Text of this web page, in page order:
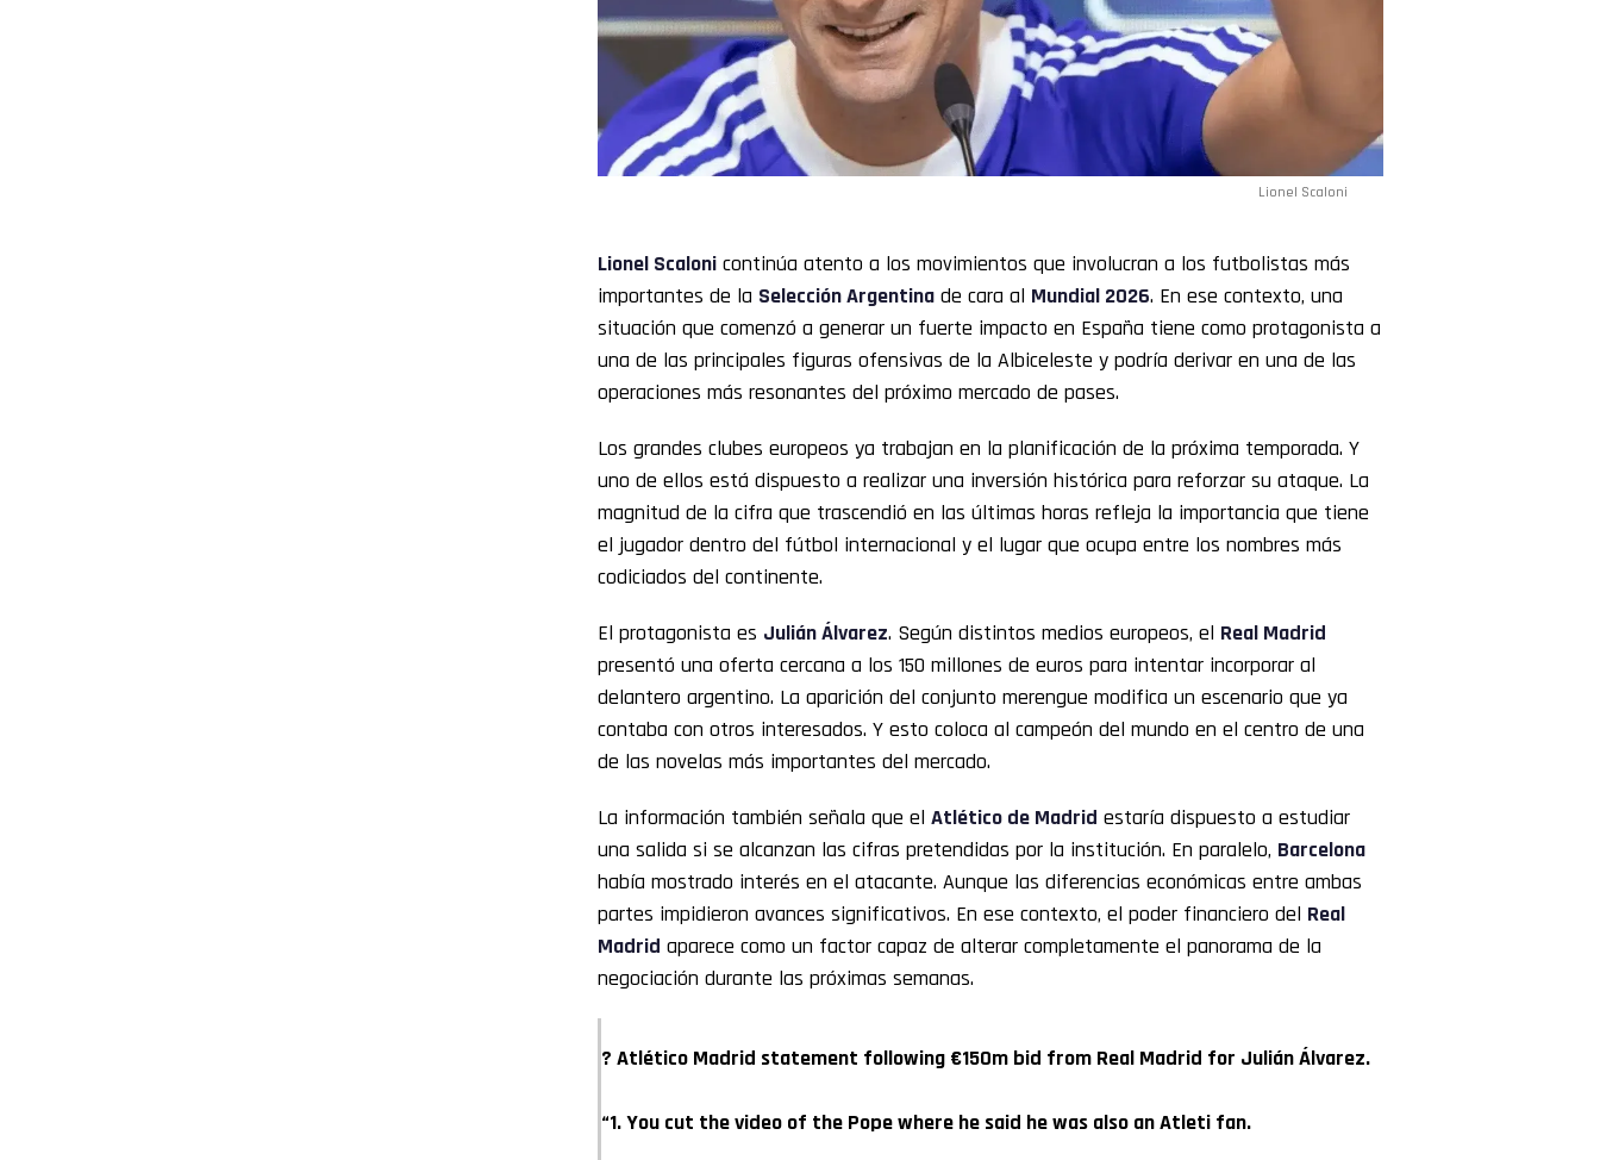
Lionel Scaloni
Lionel Scaloni continúa atento a los movimientos que involucran a los futbolistas más
importantes de la Selección Argentina de cara al Mundial 2026. En ese contexto, una
situación que comenzó a generar un fuerte impacto en España tiene como protagonista a
una de las principales figuras ofensivas de la Albiceleste y podría derivar en una de las
operaciones más resonantes del próximo mercado de pases.
Los grandes clubes europeos ya trabajan en la planificación de la próxima temporada. Y
uno de ellos está dispuesto a realizar una inversión histórica para reforzar su ataque. La
magnitud de la cifra que trascendió en las últimas horas refleja la importancia que tiene
el jugador dentro del fútbol internacional y el lugar que ocupa entre los nombres más
codiciados del continente.
El protagonista es Julián Álvarez. Según distintos medios europeos, el Real Madrid
presentó una oferta cercana a los 150 millones de euros para intentar incorporar al
delantero argentino. La aparición del conjunto merengue modifica un escenario que ya
contaba con otros interesados. Y esto coloca al campeón del mundo en el centro de una
de las novelas más importantes del mercado.
La información también señala que el Atlético de Madrid estaría dispuesto a estudiar
una salida si se alcanzan las cifras pretendidas por la institución. En paralelo, Barcelona
había mostrado interés en el atacante. Aunque las diferencias económicas entre ambas
partes impidieron avances significativos. En ese contexto, el poder financiero del Real
Madrid aparece como un factor capaz de alterar completamente el panorama de la
negociación durante las próximas semanas.
? Atlético Madrid statement following €150m bid from Real Madrid for Julián Álvarez.
“1. You cut the video of the Pope where he said he was also an Atleti fan.